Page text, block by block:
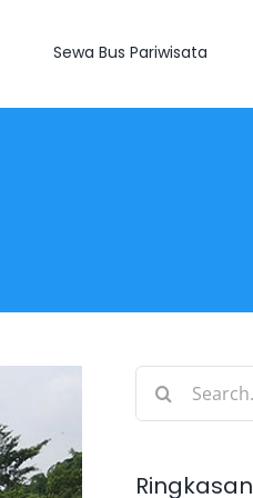
Sewa Bus Pariwisata
Search
Ringkasan